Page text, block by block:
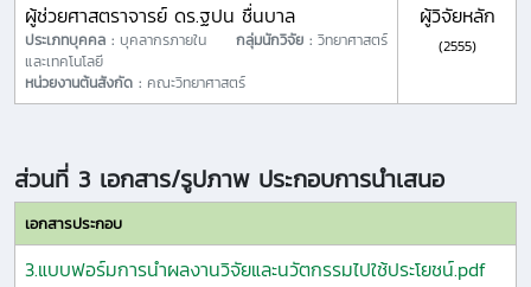
ผู้ช่วยศาสตราจารย์ ดร.ฐปน ชื่นบาล
ประเภทบุคคล : บุคลากรภายใน กลุ่มนักวิจัย : วิทยาศาสตร์
และเทคโนโลยี
หน่วยงานต้นสังกัด : คณะวิทยาศาสตร์
ผู้วิจัยหลัก
(2555)
ส่วนที่ 3 เอกสาร/รูปภาพ ประกอบการนำเสนอ
เอกสารประกอบ
3.แบบฟอร์มการนำผลงานวิจัยและนวัตกรรมไปใช้ประโยชน์.pdf